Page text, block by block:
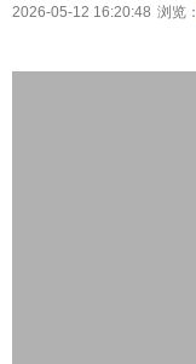
2026-05-12 16:20:48 浏览：